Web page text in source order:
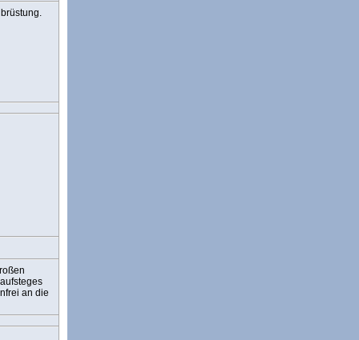
an die